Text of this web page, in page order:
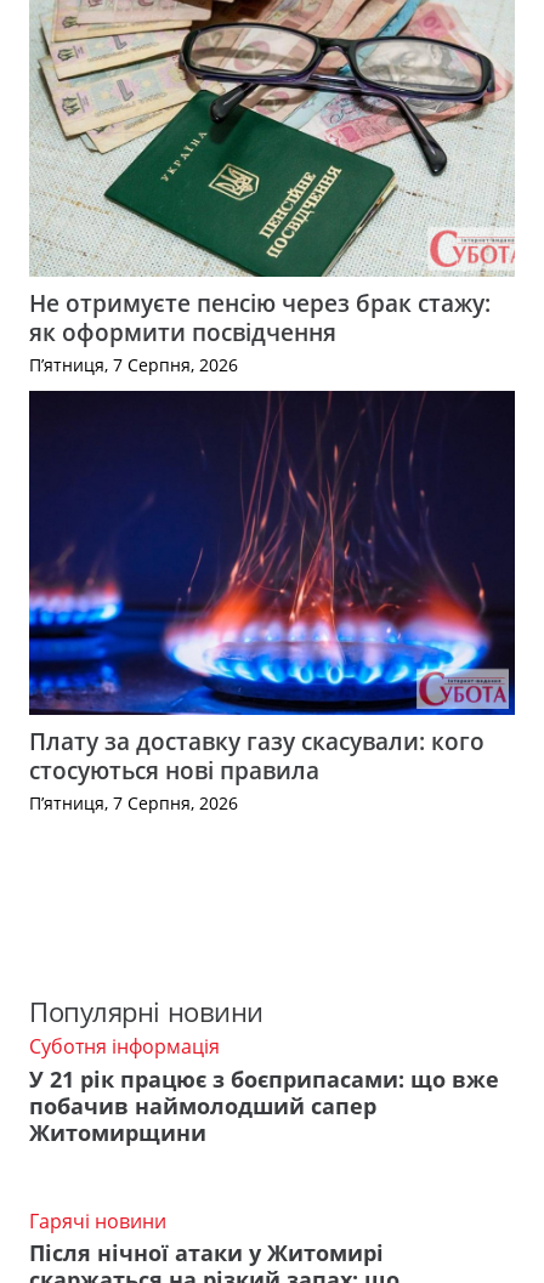
Не отримуєте пенсію через брак стажу:
як оформити посвідчення
П’ятниця, 7 Серпня, 2026
Плату за доставку газу скасували: кого
стосуються нові правила
П’ятниця, 7 Серпня, 2026
Популярні новини
Суботня інформація
У 21 рік працює з боєприпасами: що вже
побачив наймолодший сапер
Житомирщини
Гарячі новини
Після нічної атаки у Житомирі